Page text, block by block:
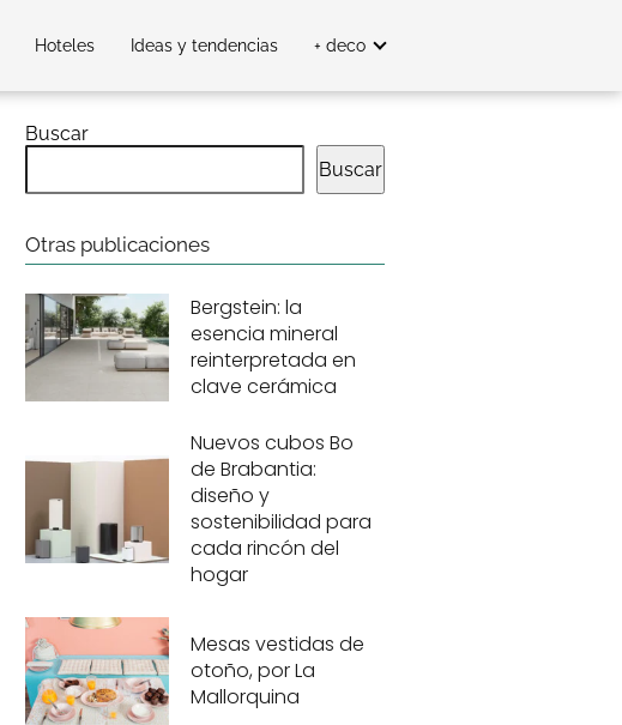
Hoteles Ideas y tendencias + deco
Buscar
Buscar
Otras publicaciones
Bergstein: la
esencia mineral
reinterpretada en
clave cerámica
Nuevos cubos Bo
de Brabantia:
diseño y
sostenibilidad para
cada rincón del
hogar
Mesas vestidas de
otoño, por La
Mallorquina